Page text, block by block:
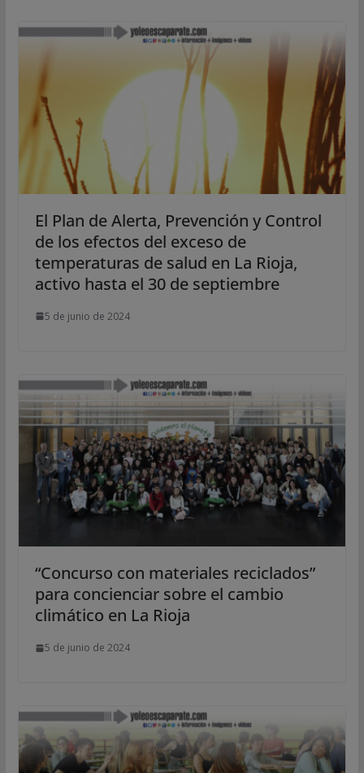
El Plan de Alerta, Prevención y Control
de los efectos del exceso de
temperaturas de salud en La Rioja,
activo hasta el 30 de septiembre
5 de junio de 2024
“Concurso con materiales reciclados”
para concienciar sobre el cambio
climático en La Rioja
5 de junio de 2024